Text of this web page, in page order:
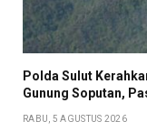
Polda Sulut
Gunung Soputan,
RABU, 5 AGUSTUS 2026